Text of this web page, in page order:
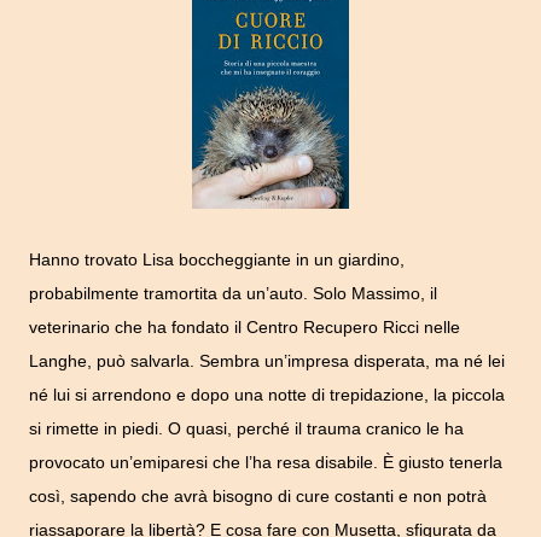
Hanno trovato Lisa boccheggiante in un giardino,
probabilmente tramortita da un’auto. Solo Massimo, il
veterinario che ha fondato il Centro Recupero Ricci nelle
Langhe, può salvarla. Sembra un’impresa disperata, ma né lei
né lui si arrendono e dopo una notte di trepidazione, la piccola
si rimette in piedi. O quasi, perché il trauma cranico le ha
provocato un’emiparesi che l’ha resa disabile. È giusto tenerla
così, sapendo che avrà bisogno di cure costanti e non potrà
riassaporare la libertà? E cosa fare con Musetta, sfigurata da